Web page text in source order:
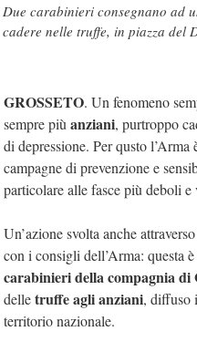
Due carabinieri consegnano ad
cadere nelle truffe, in piazza del
GROSSETO. Un fenomeno
sempre più anziani, purtroppo
di depressione. Per qusto l’Arma
campagne di prevenzione e
particolare alle fasce più deboli
Un’azione svolta anche
con i consigli dell’Arma: questa
carabinieri della compagnia di
delletruffe agli anziani, diffuso
territorio nazionale.